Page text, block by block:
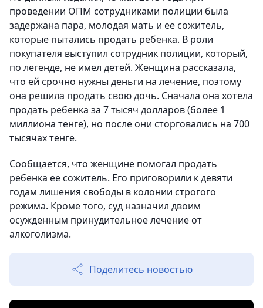
проведении ОПМ сотрудниками полиции была
задержана пара, молодая мать и ее сожитель,
которые пытались продать ребенка. В роли
покупателя выступил сотрудник полиции, который,
по легенде, не имел детей. Женщина рассказала,
что ей срочно нужны деньги на лечение, поэтому
она решила продать свою дочь. Сначала она хотела
продать ребенка за 7 тысяч долларов (более 1
миллиона тенге), но после они сторговались на 700
тысячах тенге.
Сообщается, что женщине помогал продать
ребенка ее сожитель. Его приговорили к девяти
годам лишения свободы в колонии строгого
режима. Кроме того, суд назначил двоим
осужденным принудительное лечение от
алкоголизма.
Поделитесь новостью